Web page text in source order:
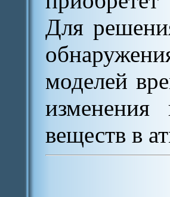
Для
моделей
изменения
веществ в